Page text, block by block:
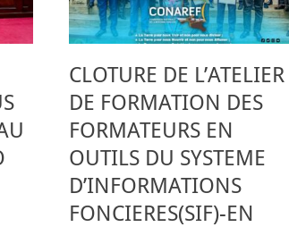
CLOTURE DE L’ATELIER
DE FORMATION DES
FORMATEURS EN
OUTILS DU SYSTEME
D’INFORMATIONS
FONCIERES(SIF)-EN